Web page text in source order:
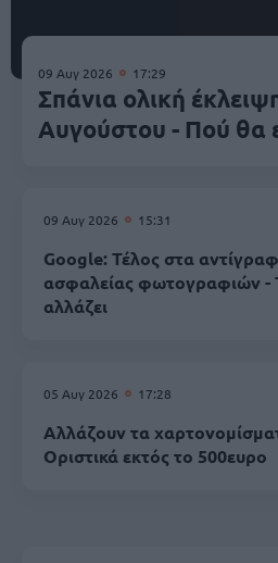
09 Αυγ 2026 17:29
Σπάνια ολική
Αυγούστου - Πού θα
09 Αυγ 2026 15:31
Google: Τέλος στα
ασφαλείας φωτογραφιών -
αλλάζει
05 Αυγ 2026 17:28
Αλλάζουν τα
Οριστικά εκτός το 500ευρο